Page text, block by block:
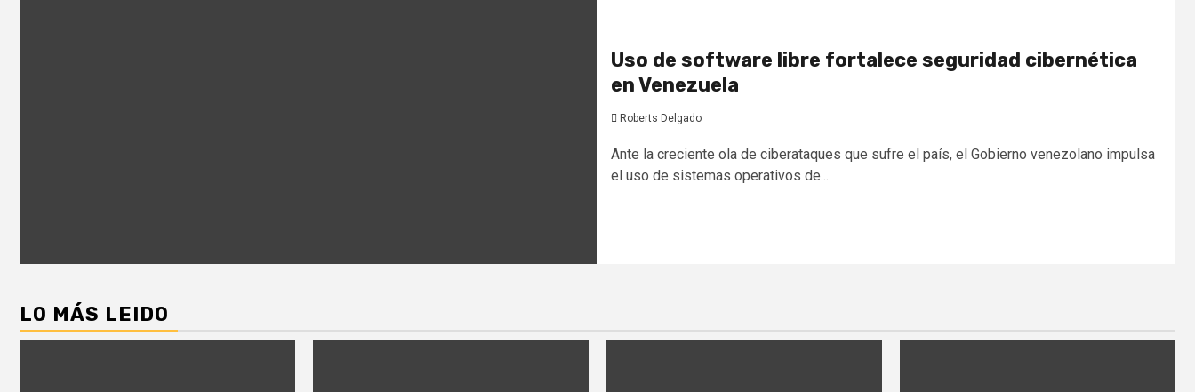
Uso de software libre fortalece seguridad cibernética
en Venezuela
Roberts Delgado
Ante la creciente ola de ciberataques que sufre el país, el Gobierno venezolano impulsa
el uso de sistemas operativos de...
LO MÁS LEIDO